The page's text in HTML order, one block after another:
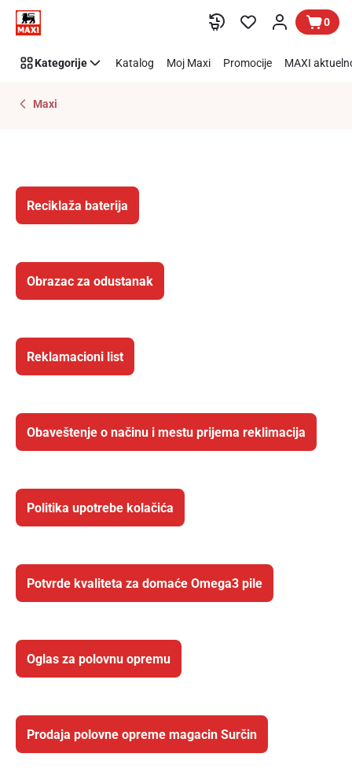
Preskoči link
Ostala
dokumenta
0
Kategorije Katalog Moj Maxi Promocije MAXI
Maxi
Reciklaža baterija
Obrazac za odustanak
Reklamacioni list
Obaveštenje o načinu i mestu prijema reklimacija
Politika upotrebe kolačića
Potvrde kvaliteta za domaće Omega3 pile
Oglas za polovnu opremu
Prodaja polovne opreme magacin Surčin